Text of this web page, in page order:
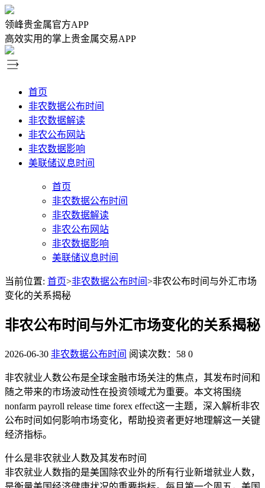
领峰贵金属官方APP
高效实用的掌上贵金属交易APP
首页
非农数据公布时间
非农数据解读
非农公布网站
非农数据影响
美联储议息时间
首页
非农数据公布时间
非农数据解读
非农公布网站
非农数据影响
美联储议息时间
当前位置: 首页>非农数据公布时间>非农公布时间与外汇市场
变化的关系揭秘
非农公布时间与外汇市场变化的关系揭秘
2026-06-30 非农数据公布时间 阅读次数：58 0
非农就业人数公布是全球金融市场关注的焦点，其发布时间和
随之带来的市场波动性在投资领域尤为重要。本文将围绕
nonfarm payroll release time forex effect这一主题，深入解析非农
公布时间如何影响市场变化，帮助投资者更好地理解这一关键
经济指标。
什么是非农就业人数及其发布时间
非农就业人数指的是美国除农业外的所有行业新增就业人数，